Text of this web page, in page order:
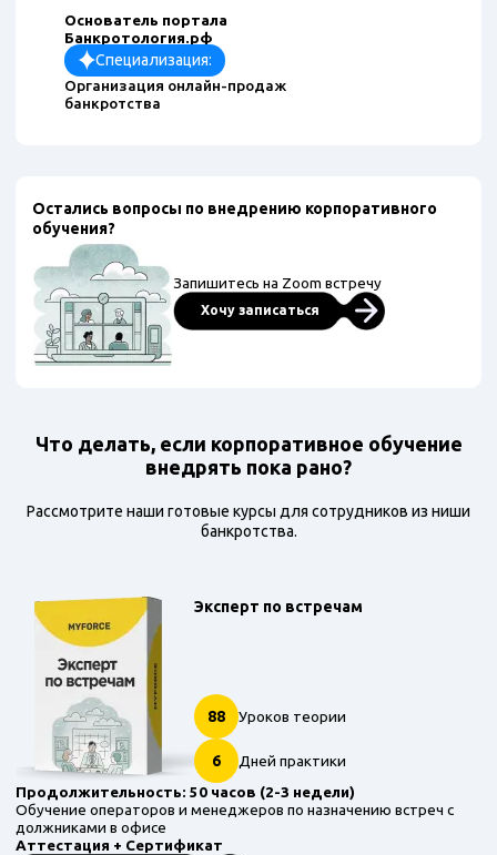
Основатель портала
Банкротология.рф
Специализация:
Организация онлайн-продаж
банкротства
Остались вопросы по внедрению корпоративного
обучения?
Запишитесь на Zoom встречу
Хочу записаться
Что делать, если корпоративное обучение
внедрять пока рано?
Рассмотрите наши готовые курсы для сотрудников из ниши
банкротства.
Эксперт по встречам
88 Уроков теории
6
Дней практики
Продолжительность: 50 часов (2-3 недели)
Обучение операторов и менеджеров по назначению встреч с
должниками в офисе
Аттестация + Сертификат